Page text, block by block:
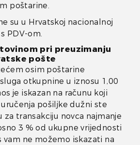
poštarine.
su u Hrvatskoj nacionalnoj
PDV-om.
pri preuzimanju
pošte
osim poštarine
otkupnine u iznosu 1,00
je iskazan na računu koji
pošiljke dužni ste
transakciju novca najmanje
3 % od ukupne vrijednosti
vam ne možemo iskazati na